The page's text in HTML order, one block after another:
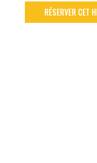
RÉSERVER